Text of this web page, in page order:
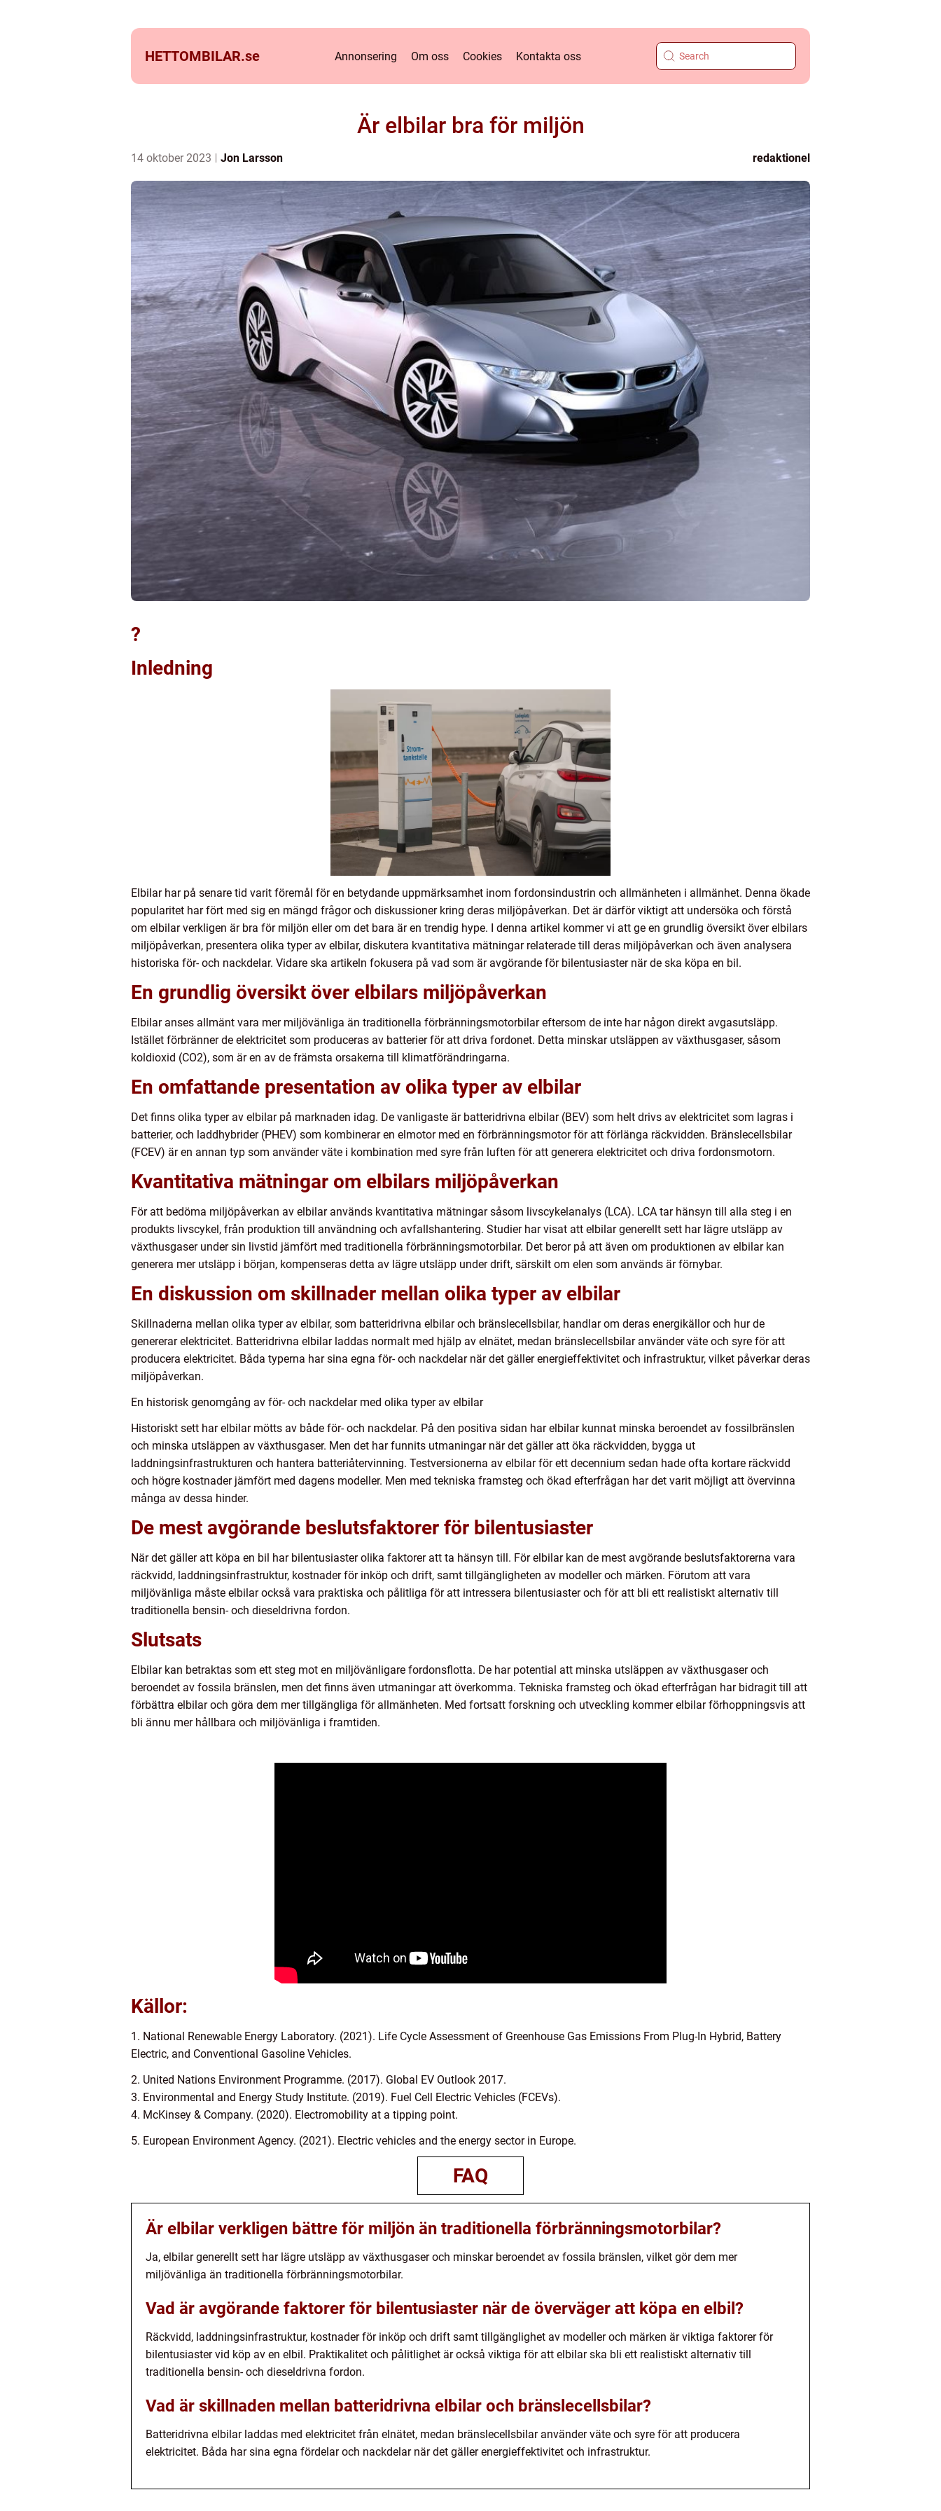
HETTOMBILAR.se Annonsering Om oss Cookies Kontakta oss
Är elbilar bra för miljön
14 oktober 2023 Jon Larsson redaktionel
?
Inledning
Elbilar har på senare tid varit föremål för en betydande uppmärksamhet inom fordonsindustrin och allmänheten i allmänhet. Denna ökade
popularitet har fört med sig en mängd frågor och diskussioner kring deras miljöpåverkan. Det är därför viktigt att undersöka och förstå
om elbilar verkligen är bra för miljön eller om det bara är en trendig hype. I denna artikel kommer vi att ge en grundlig översikt över elbilars
miljöpåverkan, presentera olika typer av elbilar, diskutera kvantitativa mätningar relaterade till deras miljöpåverkan och även analysera
historiska för- och nackdelar. Vidare ska artikeln fokusera på vad som är avgörande för bilentusiaster när de ska köpa en bil.
En grundlig översikt över elbilars miljöpåverkan
Elbilar anses allmänt vara mer miljövänliga än traditionella förbränningsmotorbilar eftersom de inte har någon direkt avgasutsläpp.
Istället förbränner de elektricitet som produceras av batterier för att driva fordonet. Detta minskar utsläppen av växthusgaser, såsom
koldioxid (CO2), som är en av de främsta orsakerna till klimatförändringarna.
En omfattande presentation av olika typer av elbilar
Det finns olika typer av elbilar på marknaden idag. De vanligaste är batteridrivna elbilar (BEV) som helt drivs av elektricitet som lagras i
batterier, och laddhybrider (PHEV) som kombinerar en elmotor med en förbränningsmotor för att förlänga räckvidden. Bränslecellsbilar
(FCEV) är en annan typ som använder väte i kombination med syre från luften för att generera elektricitet och driva fordonsmotorn.
Kvantitativa mätningar om elbilars miljöpåverkan
För att bedöma miljöpåverkan av elbilar används kvantitativa mätningar såsom livscykelanalys (LCA). LCA tar hänsyn till alla steg i en
produkts livscykel, från produktion till användning och avfallshantering. Studier har visat att elbilar generellt sett har lägre utsläpp av
växthusgaser under sin livstid jämfört med traditionella förbränningsmotorbilar. Det beror på att även om produktionen av elbilar kan
generera mer utsläpp i början, kompenseras detta av lägre utsläpp under drift, särskilt om elen som används är förnybar.
En diskussion om skillnader mellan olika typer av elbilar
Skillnaderna mellan olika typer av elbilar, som batteridrivna elbilar och bränslecellsbilar, handlar om deras energikällor och hur de
genererar elektricitet. Batteridrivna elbilar laddas normalt med hjälp av elnätet, medan bränslecellsbilar använder väte och syre för att
producera elektricitet. Båda typerna har sina egna för- och nackdelar när det gäller energieffektivitet och infrastruktur, vilket påverkar deras
miljöpåverkan.
En historisk genomgång av för- och nackdelar med olika typer av elbilar
Historiskt sett har elbilar mötts av både för- och nackdelar. På den positiva sidan har elbilar kunnat minska beroendet av fossilbränslen
och minska utsläppen av växthusgaser. Men det har funnits utmaningar när det gäller att öka räckvidden, bygga ut
laddningsinfrastrukturen och hantera batteriåtervinning. Testversionerna av elbilar för ett decennium sedan hade ofta kortare räckvidd
och högre kostnader jämfört med dagens modeller. Men med tekniska framsteg och ökad efterfrågan har det varit möjligt att övervinna
många av dessa hinder.
De mest avgörande beslutsfaktorer för bilentusiaster
När det gäller att köpa en bil har bilentusiaster olika faktorer att ta hänsyn till. För elbilar kan de mest avgörande beslutsfaktorerna vara
räckvidd, laddningsinfrastruktur, kostnader för inköp och drift, samt tillgängligheten av modeller och märken. Förutom att vara
miljövänliga måste elbilar också vara praktiska och pålitliga för att intressera bilentusiaster och för att bli ett realistiskt alternativ till
traditionella bensin- och dieseldrivna fordon.
Slutsats
Elbilar kan betraktas som ett steg mot en miljövänligare fordonsflotta. De har potential att minska utsläppen av växthusgaser och
beroendet av fossila bränslen, men det finns även utmaningar att överkomma. Tekniska framsteg och ökad efterfrågan har bidragit till att
förbättra elbilar och göra dem mer tillgängliga för allmänheten. Med fortsatt forskning och utveckling kommer elbilar förhoppningsvis att
bli ännu mer hållbara och miljövänliga i framtiden.
Källor:
1. National Renewable Energy Laboratory. (2021). Life Cycle Assessment of Greenhouse Gas Emissions From Plug-In Hybrid, Battery
Electric, and Conventional Gasoline Vehicles.
2. United Nations Environment Programme. (2017). Global EV Outlook 2017.
3. Environmental and Energy Study Institute. (2019). Fuel Cell Electric Vehicles (FCEVs).
4. McKinsey & Company. (2020). Electromobility at a tipping point.
5. European Environment Agency. (2021). Electric vehicles and the energy sector in Europe.
FAQ
Är elbilar verkligen bättre för miljön än traditionella förbränningsmotorbilar?
Ja, elbilar generellt sett har lägre utsläpp av växthusgaser och minskar beroendet av fossila bränslen, vilket gör dem mer
miljövänliga än traditionella förbränningsmotorbilar.
Vad är avgörande faktorer för bilentusiaster när de överväger att köpa en elbil?
Räckvidd, laddningsinfrastruktur, kostnader för inköp och drift samt tillgänglighet av modeller och märken är viktiga faktorer för
bilentusiaster vid köp av en elbil. Praktikalitet och pålitlighet är också viktiga för att elbilar ska bli ett realistiskt alternativ till
traditionella bensin- och dieseldrivna fordon.
Vad är skillnaden mellan batteridrivna elbilar och bränslecellsbilar?
Batteridrivna elbilar laddas med elektricitet från elnätet, medan bränslecellsbilar använder väte och syre för att producera
elektricitet. Båda har sina egna fördelar och nackdelar när det gäller energieffektivitet och infrastruktur.